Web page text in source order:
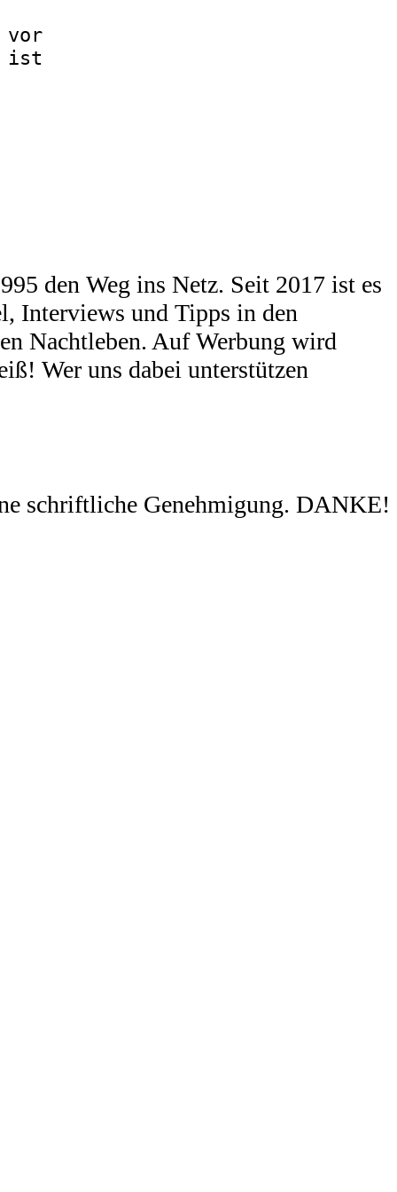
vor
ist
den Weg ins Netz. Seit 2017 ist es
Interviews und Tipps in den
Nachtleben. Auf Werbung wird
Wer uns dabei unterstützen
schriftliche Genehmigung. DANKE!